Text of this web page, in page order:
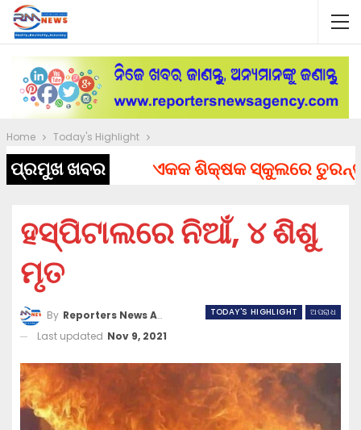
Home Today's Highlight
ପ୍ରମୁଖ ଖବର ଏକକ ଶିକ୍ଷକ ସ୍କୁଲରେ ତୁରନ୍ତ
ହସ୍ପିଟାଲରେ ନିଆଁ, ୪ ଶିଶୁ
ମୃତ
TODAY'S HIGHLIGHT ଅପରାଧ
By Reporters News Agency
Last updated Nov 9, 2021